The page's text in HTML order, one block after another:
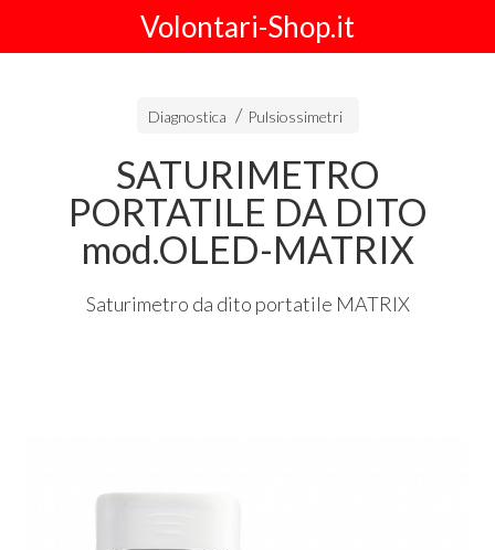
Volontari-Shop.it
Diagnostica Pulsiossimetri
SATURIMETRO
PORTATILE DA DITO
mod.OLED-MATRIX
Saturimetro da dito portatile MATRIX